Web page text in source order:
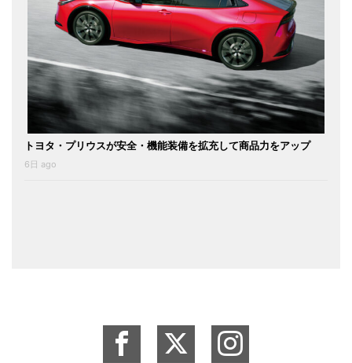
トヨタ・プリウスが安全・機能装備を拡充して商品力をアップ
6日 ago